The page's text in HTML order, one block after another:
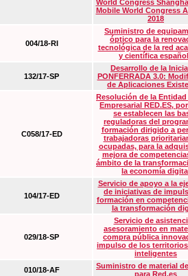
World Congress
Mobile World Congress
2018
004/18-RI
Suministro de
óptico para la
tecnológica de la red
y científica
132/17-SP
Desarrollo de la
PONFERRADA 3.0:
de Aplicaciones
C058/17-ED
Resolución de la
Empresarial RED.ES,
se establecen las
reguladoras del
formación dirigido a
trabajadoras
ocupadas, para la
mejora de
ámbito de la
la economía
104/17-ED
Servicio de apoyo a la
de iniciativas de
formación en
la transformación
029/18-SP
Servicio de
asesoramiento en
compra pública
impulso de los
inteligentes
010/18-AF
Suministro de material
para Red.es